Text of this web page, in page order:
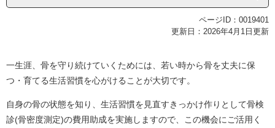
ページID：0019401
更新日：2026年4月1日更新
一生涯、骨を守り続けていくためには、若い時から骨を丈夫に保
つ・育てる生活習慣を心がけることが大切です。
自身の骨の状態を知り、生活習慣を見直すきっかけ作りとして骨検
診(骨密度測定)の費用助成を実施しますので、この機会にご活用く